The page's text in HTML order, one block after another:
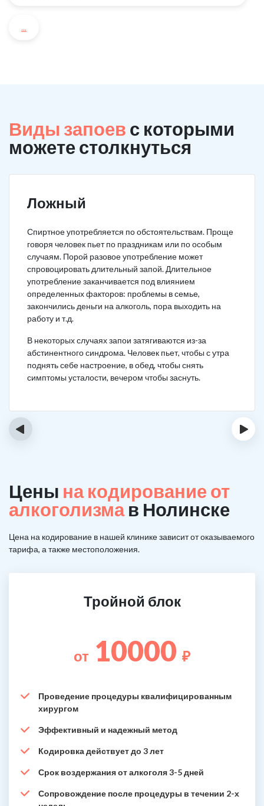
...
Виды запоев с которыми
можете столкнуться
Ложный
Спиртное употребляется по обстоятельствам. Проще
говоря человек пьет по праздникам или по особым
случаям. Порой разовое употребление может
спровоцировать длительный запой. Длительное
употребление заканчивается под влиянием
определенных факторов: проблемы в семье,
закончились деньги на алкоголь, пора выходить на
работу и т.д.
В некоторых случаях запои затягиваются из-за
абстинентного синдрома. Человек пьет, чтобы с утра
поднять себе настроение, в обед, чтобы снять
симптомы усталости, вечером чтобы заснуть.
‹ ›
Цены на кодирование от
алкоголизмав Нолинске
Цена на кодирование в нашей клинике зависит от оказываемого
тарифа, а также местоположения.
Тройной блок
от 10000 ₽
Проведение процедуры квалифицированным
хирургом
Эффективный и надежный метод
Кодировка действует до 3 лет
Срок воздержания от алкоголя 3-5 дней
Сопровождение после процедуры в течении 2-х